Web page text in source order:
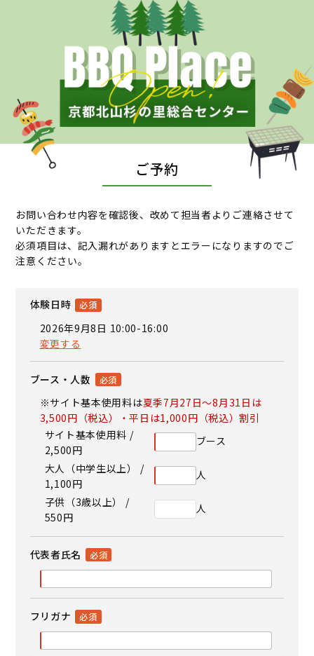
ご予約
お問い合わせ内容を確認後、改めて担当者よりご連絡させて
いただきます。
必須項目は、記入漏れがありますとエラーになりますのでご
注意ください。
体験日時
2026年9月8日 10:00-16:00
変更する
ブース・人数
※サイト基本使用料は夏季7月27日～8月31日は
3,500円（税込）・平日は1,000円（税込）割引
サイト基本使用料 /
2,500円
ブース
大人（中学生以上） /
1,100円
人
子供（3歳以上） /
550円
人
代表者氏名
フリガナ